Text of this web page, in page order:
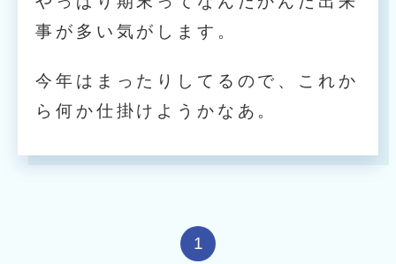
事が多い気がします。
今年はまったりしてるので、これか
ら何か仕掛けようかなあ。
1